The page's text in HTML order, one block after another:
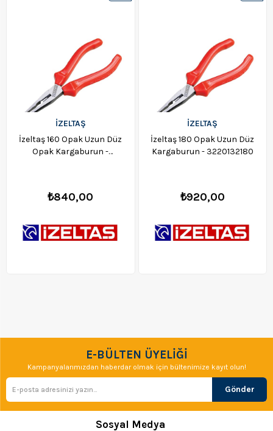
İZELTAŞ
İzeltaş 160 Opak Uzun Düz
Opak Kargaburun -
₺840,00
İZELTAŞ
İzeltaş 180 Opak Uzun Düz
Kargaburun - 3220132180
₺920,00
E-BÜLTEN ÜYELİĞİ
Kampanyalarımızdan haberdar olmak için bültenimize kayıt olun!
Gönder
Sosyal Medya